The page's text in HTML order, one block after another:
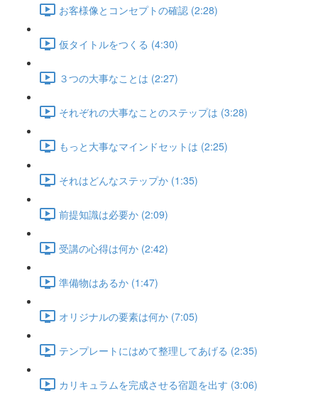
お客様像とコンセプトの確認 (2:28)
仮タイトルをつくる (4:30)
３つの大事なことは (2:27)
それぞれの大事なことのステップは (3:28)
もっと大事なマインドセットは (2:25)
それはどんなステップか (1:35)
前提知識は必要か (2:09)
受講の心得は何か (2:42)
準備物はあるか (1:47)
オリジナルの要素は何か (7:05)
テンプレートにはめて整理してあげる (2:35)
カリキュラムを完成させる宿題を出す (3:06)